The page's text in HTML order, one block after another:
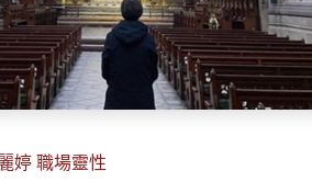
婷 職場靈性